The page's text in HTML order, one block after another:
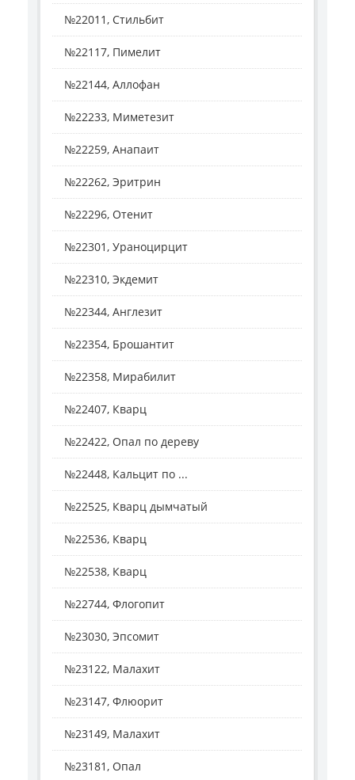
№22011, Стильбит
№22117, Пимелит
№22144, Аллофан
№22233, Миметезит
№22259, Анапаит
№22262, Эритрин
№22296, Отенит
№22301, Ураноцирцит
№22310, Экдемит
№22344, Англезит
№22354, Брошантит
№22358, Мирабилит
№22407, Кварц
№22422, Опал по дереву
№22448, Кальцит по ...
№22525, Кварц дымчатый
№22536, Кварц
№22538, Кварц
№22744, Флогопит
№23030, Эпсомит
№23122, Малахит
№23147, Флюорит
№23149, Малахит
№23181, Опал